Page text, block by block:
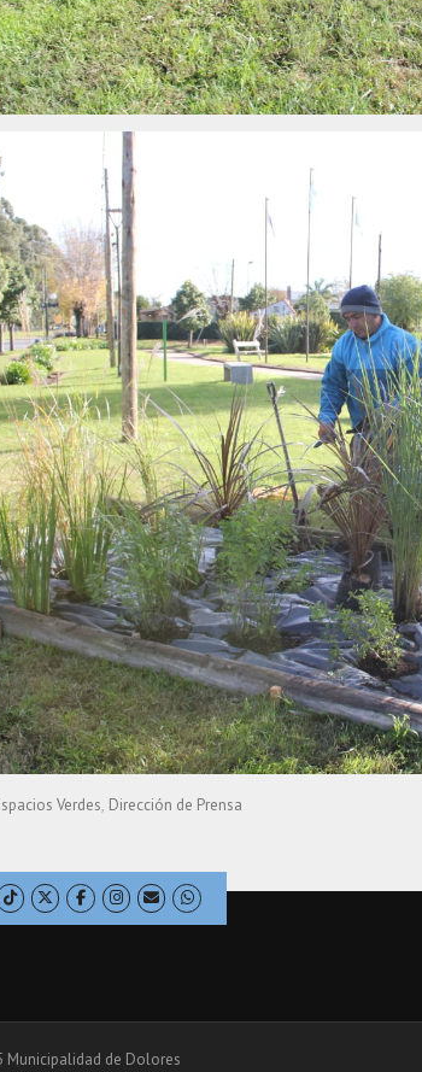
Verdes Dirección de Prensa
Municipalidad de Dolores